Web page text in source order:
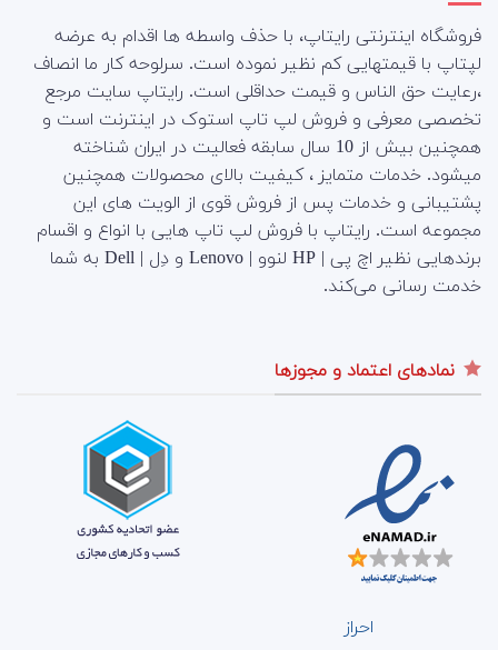
فروشگاه اینترنتی رایتاپ، با حذف واسطه ها اقدام به عرضه
لپتاپ با قیمتهایی کم نظیر نموده است. سرلوحه کار ما انصاف
،رعایت حق الناس و قیمت حداقلی است. رایتاپ سایت مرجع
تخصصی معرفی و فروش لپ تاپ استوک در اینترنت است و
همچنین بیش از 10 سال سابقه فعالیت در ایران شناخته
میشود. خدمات متمایز ، کیفیت بالای محصولات همچنین
پشتیبانی و خدمات پس از فروش قوی از الویت های این
مجموعه است. رایتاپ با فروش لپ تاپ هایی با انواع و اقسام
برندهایی نظیر اچ پی | HP لنوو | Lenovo و دِل | Dell به شما
خدمت رسانی می‌کند.
نمادهای اعتماد و مجوزها
احراز